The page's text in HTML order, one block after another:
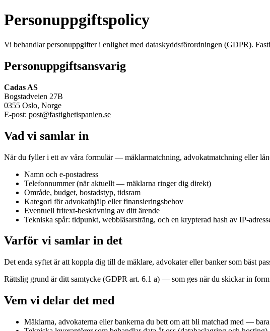
Sälja
Upp till 3 mäklare som säljer åt dig
Nybyggnation
Finansiering
Advokat
Guider
Områden
Kostnadskalkylator
Modelo 210-kalkylator
Fastighetsordlista
Personuppgiftspolicy
Vi behandlar personuppgifter i enlighet med dataskyddsförordningen (GDPR).
Personuppgiftsansvarig
Cadas AS
Bogstadveien 27B
0355 Oslo, Norge
E-post: post@fastighetispanien.se
Vad vi samlar in
När du fyller i ett av våra formulär — mäklarmatchning, advokatmatchning eller
Namn och e-postadress
Telefonnummer (när aktuellt — mäklarna ringer dig direkt)
Område, budget, bostadstyp, tidsram
Kategori för advokathjälp eller finansieringsbehov
Eventuell fritext-beskrivning av ditt ärende
Tekniska spår: tidpunkt, webbläsarsträng, och en krypterad hash av IP-
Varför vi samlar in det
Det enda syftet är att koppla dig till de mäklare, advokater eller banker som bäst
Rättslig grund är ditt samtycke (GDPR art. 6.1 a) — som ges när du skickar in
Vem vi delar det med
Mäklarna, advokaterna eller bankerna du bett om att bli matchad med —